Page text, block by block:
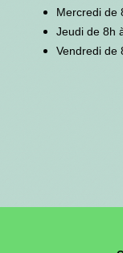
Mercredi de
Jeudi de 8h
Vendredi de